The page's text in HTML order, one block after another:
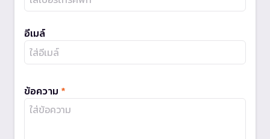
อีเมล์
ข้อความ *